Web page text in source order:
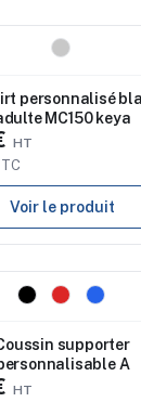
personnalisé
MC150 keya
Voir le produit
supporter
A